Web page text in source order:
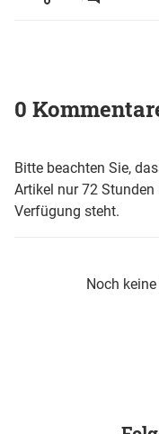
0
Bitte beachten Sie,
Artikel nur 72
Verfügung steht.
Noch